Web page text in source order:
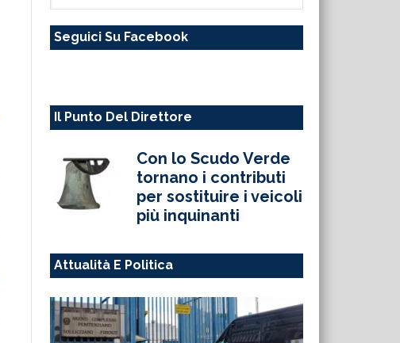
sito
Seguici Su Facebook
Il Punto Del Direttore
Con lo Scudo Verde
tornano i contributi
per sostituire i veicoli
più inquinanti
Attualità E Politica